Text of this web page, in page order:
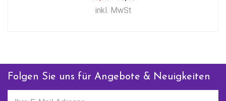
inkl. MwSt
Folgen Sie uns für Angebote & Neuigkeiten